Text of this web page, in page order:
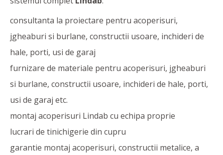
consultanta la proiectare pentru acoperisuri,
jgheaburi si burlane, constructii usoare, inchideri de
hale, porti, usi de garaj
furnizare de materiale pentru acoperisuri, jgheaburi
si burlane, constructii usoare, inchideri de hale, porti,
usi de garaj etc.
montaj acoperisuri Lindab cu echipa proprie
lucrari de tinichigerie din cupru
garantie montaj acoperisuri, constructii metalice, a